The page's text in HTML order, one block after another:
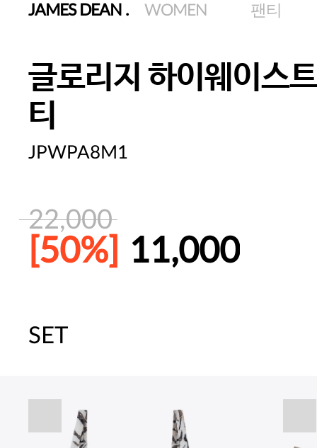
JAMES DEAN . WOMEN 팬티
글로리지 하이웨이스
티
JPWPA8M1
22,000
[50%] 11,000
주말특가 20%(8.7~8.9)/5만원 이
[썸머블프] 2만원 할인 쿠폰(8.1~31)
SET